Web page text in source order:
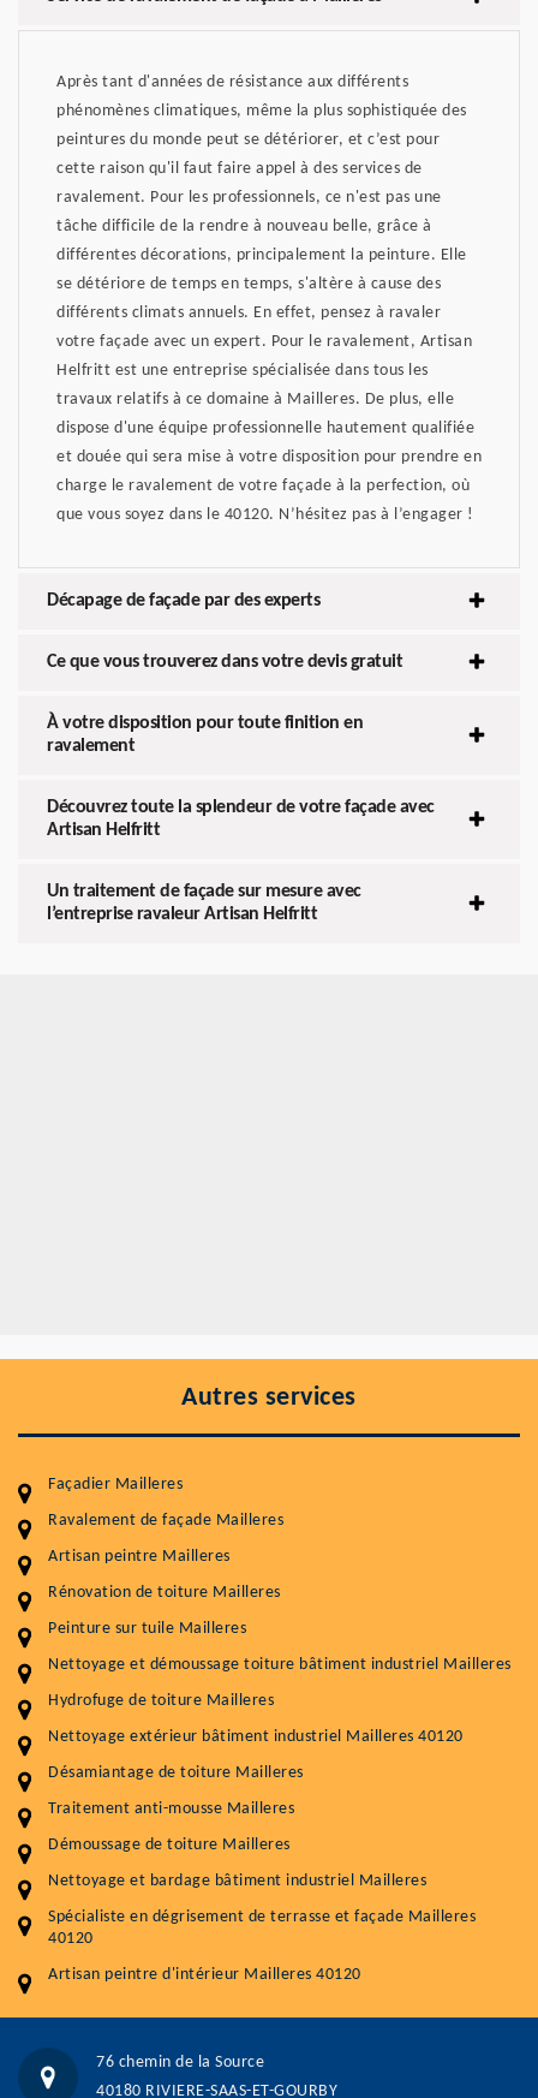
Après tant d'années de résistance aux différents
phénomènes climatiques, même la plus sophistiquée des
peintures du monde peut se détériorer, et c’est pour
cette raison qu'il faut faire appel à des services de
ravalement. Pour les professionnels, ce n'est pas une
tâche difficile de la rendre à nouveau belle, grâce à
différentes décorations, principalement la peinture. Elle
se détériore de temps en temps, s'altère à cause des
différents climats annuels. En effet, pensez à ravaler
votre façade avec un expert. Pour le ravalement, Artisan
Helfritt est une entreprise spécialisée dans tous les
travaux relatifs à ce domaine à Mailleres. De plus, elle
dispose d'une équipe professionnelle hautement qualifiée
et douée qui sera mise à votre disposition pour prendre en
charge le ravalement de votre façade à la perfection, où
que vous soyez dans le 40120. N’hésitez pas à l’engager !
Décapage de façade par des experts
Ce que vous trouverez dans votre devis gratuit
À votre disposition pour toute finition en
ravalement
Découvrez toute la splendeur de votre façade avec
Artisan Helfritt
Un traitement de façade sur mesure avec
l’entreprise ravaleur Artisan Helfritt
Autres services
Façadier Mailleres
Ravalement de façade Mailleres
Artisan peintre Mailleres
Rénovation de toiture Mailleres
Peinture sur tuile Mailleres
Nettoyage et démoussage toiture bâtiment industriel Mailleres
Hydrofuge de toiture Mailleres
Nettoyage extérieur bâtiment industriel Mailleres 40120
Désamiantage de toiture Mailleres
Traitement anti-mousse Mailleres
Démoussage de toiture Mailleres
Nettoyage et bardage bâtiment industriel Mailleres
Spécialiste en dégrisement de terrasse et façade Mailleres
40120
Artisan peintre d'intérieur Mailleres 40120
76 chemin de la Source
40180 RIVIERE-SAAS-ET-GOURBY
Entretenir votre toiture, c'est préserver sa
durabilité
Plus de 15 ans d'expérience en couverture et facade
Service
Nettoyageb toiture
Démoussage toiture
Traitement hydrofuge toiture
Artisant local recommander
76 chemin de la Source 40180 RIVIERE-SAAS-ET-GOURBY